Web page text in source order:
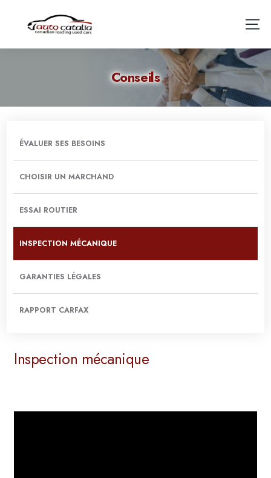
Conseils
ÉVALUER SES BESOINS
CHOISIR UN MARCHAND
ESSAI ROUTIER
INSPECTION MÉCANIQUE
GARANTIES LÉGALES
RAPPORT CARFAX
Inspection mécanique